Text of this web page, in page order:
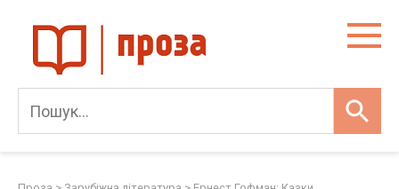
content